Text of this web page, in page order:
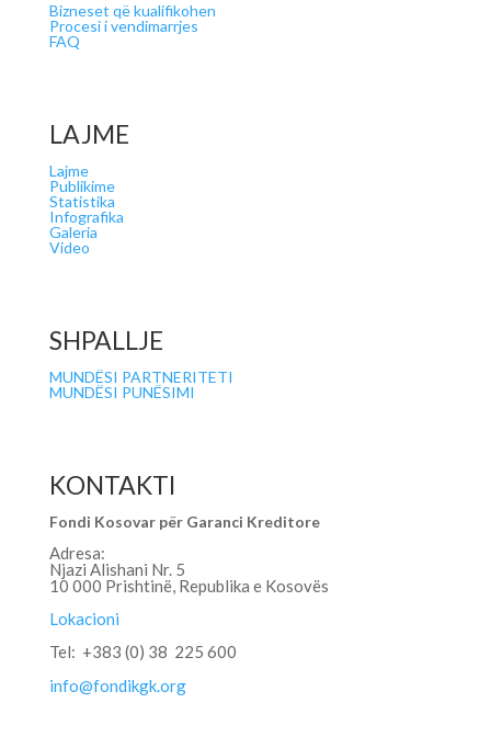
Bizneset që kualifikohen
Procesi i vendimarrjes
FAQ
LAJME
Lajme
Publikime
Statistika
Infografika
Galeria
Video
SHPALLJE
MUNDËSI PARTNERITETI
MUNDËSI PUNËSIMI
KONTAKTI
Fondi Kosovar për Garanci Kreditore
Adresa:
Njazi Alishani Nr. 5
10 000 Prishtinë, Republika e Kosovës
Lokacioni
Tel: +383 (0) 38 225 600
info@fondikgk.org